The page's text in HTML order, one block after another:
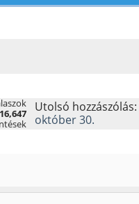
16,647
Utolsó hozzászólás:
október 30.